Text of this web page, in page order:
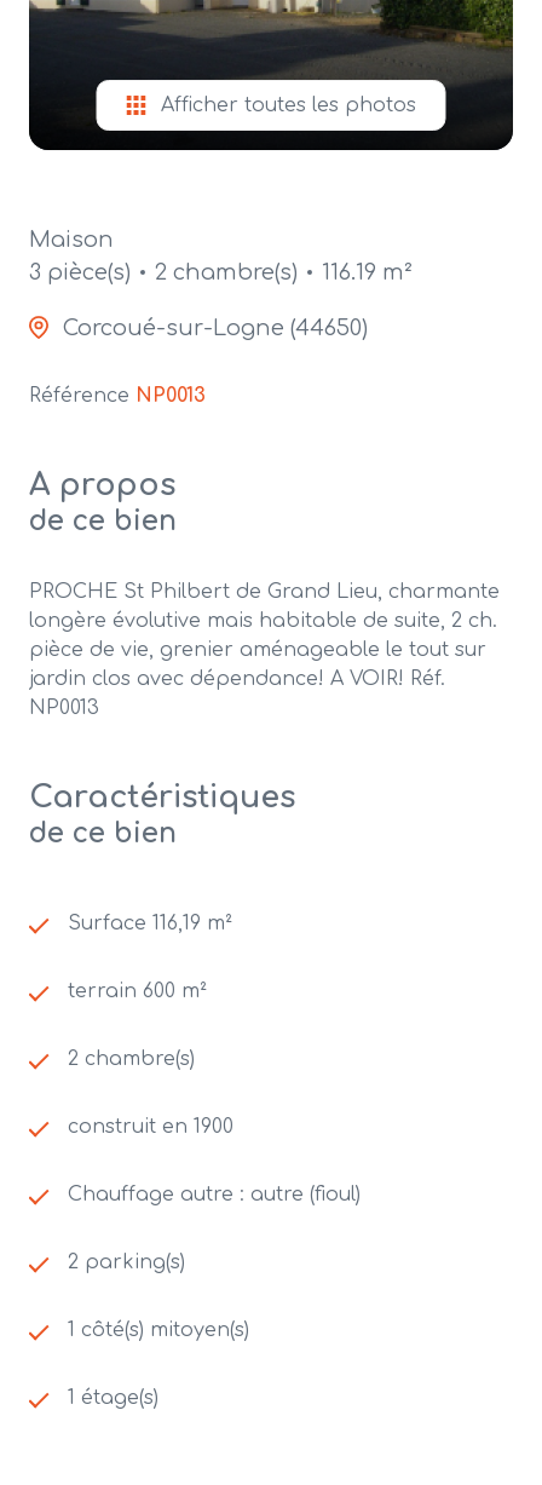
Afficher toutes les photos
Maison
3 pièce(s)
2 chambre(s) 116.19 m²
Corcoué-sur-Logne (44650)
Référence NP0013
A propos
de ce bien
PROCHE St Philbert de Grand Lieu, charmante
longère évolutive mais habitable de suite, 2 ch.
pièce de vie, grenier aménageable le tout sur
jardin clos avec dépendance! A VOIR! Réf.
NP0013
Caractéristiques
de ce bien
Surface 116,19 m²
terrain 600 m²
2 chambre(s)
construit en 1900
Chauffage autre : autre (fioul)
2 parking(s)
1 côté(s) mitoyen(s)
1 étage(s)